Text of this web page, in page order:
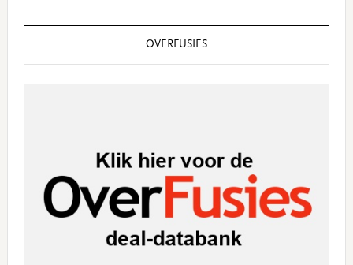
OVERFUSIES